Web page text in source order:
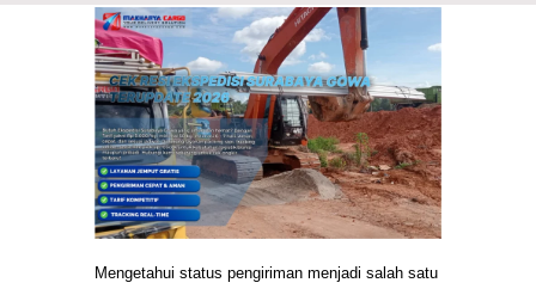
Mengetahui status pengiriman menjadi salah satu